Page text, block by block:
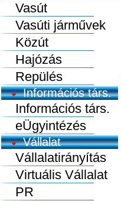
Vasút
Vasúti járművek
Közút
Hajózás
Repülés
Információs társ.
Információs társ.
eÜgyintézés
Vállalat
Vállalatirányítás
Virtuális Vállalat
PR